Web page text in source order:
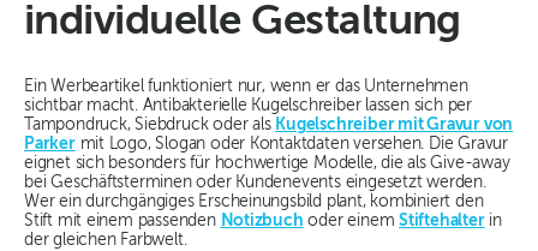
individuelle Gestaltung
Ein Werbeartikel funktioniert nur, wenn er das Unternehmen
sichtbar macht. Antibakterielle Kugelschreiber lassen sich per
Tampondruck, Siebdruck oder als Kugelschreiber mit Gravur von
Parkermit Logo, Slogan oder Kontaktdaten versehen. Die Gravur
eignet sich besonders für hochwertige Modelle, die als Give-away
bei Geschäftsterminen oder Kundenevents eingesetzt werden.
Wer ein durchgängiges Erscheinungsbild plant, kombiniert den
Stift mit einem passenden Notizbuch oder einemStiftehalterin
der gleichen Farbwelt.